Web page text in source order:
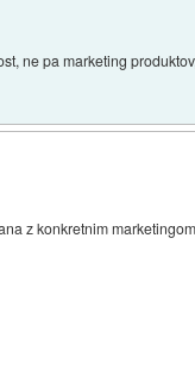
ne pa marketing
z konkretnim